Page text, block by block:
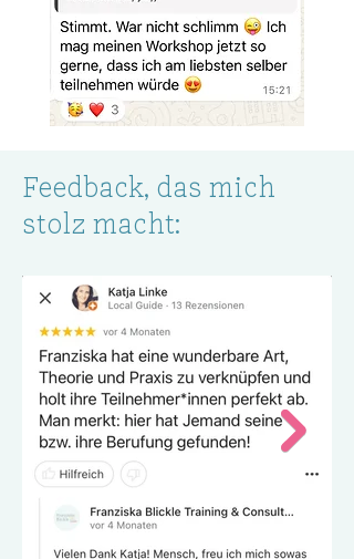
Feedback, das mich
stolz macht: